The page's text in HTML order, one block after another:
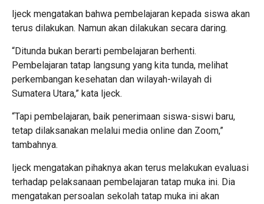
Ijeck mengatakan bahwa pembelajaran kepada siswa akan
terus dilakukan. Namun akan dilakukan secara daring.
“Ditunda bukan berarti pembelajaran berhenti.
Pembelajaran tatap langsung yang kita tunda, melihat
perkembangan kesehatan dan wilayah-wilayah di
Sumatera Utara,” kata Ijeck.
“Tapi pembelajaran, baik penerimaan siswa-siswi baru,
tetap dilaksanakan melalui media online dan Zoom,”
tambahnya.
Ijeck mengatakan pihaknya akan terus melakukan evaluasi
terhadap pelaksanaan pembelajaran tatap muka ini. Dia
mengatakan persoalan sekolah tatap muka ini akan